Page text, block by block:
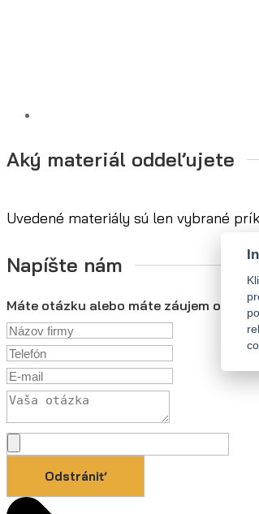
Aký materiál oddeľujete
Uvedené materiály sú len vybrané
Napíšte nám
Máte otázku alebo máte záujem o
Odstrániť